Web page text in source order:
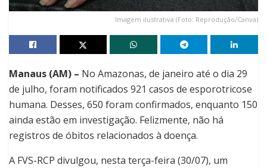
Imagem ilustrativa (Foto: Reprodução/Canva)
Manaus (AM) – No Amazonas, de janeiro até o dia 29
de julho, foram notificados 921 casos de esporotricose
humana. Desses, 650 foram confirmados, enquanto 150
ainda estão em investigação. Felizmente, não há
registros de óbitos relacionados à doença.
A FVS-RCP divulgou, nesta terça-feira (30/07), um